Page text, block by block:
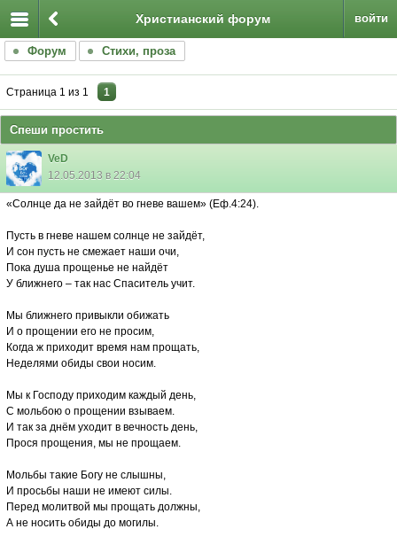
войти
Христианский форум
Форум Стихи, проза
Страница 1 из 1 1
Спеши простить
VeD
12.05.2013 в 22:04
«Солнце да не зайдёт во гневе вашем» (Еф.4:24).
Пусть в гневе нашем солнце не зайдёт,
И сон пусть не смежает наши очи,
Пока душа прощенье не найдёт
У ближнего – так нас Спаситель учит.
Мы ближнего привыкли обижать
И о прощении его не просим,
Когда ж приходит время нам прощать,
Неделями обиды свои носим.
Мы к Господу приходим каждый день,
С мольбою о прощении взываем.
И так за днём уходит в вечность день,
Прося прощения, мы не прощаем.
Мольбы такие Богу не слышны,
И просьбы наши не имеют силы.
Перед молитвой мы прощать должны,
А не носить обиды до могилы.